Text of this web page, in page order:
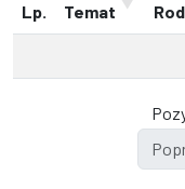
Lp. Temat